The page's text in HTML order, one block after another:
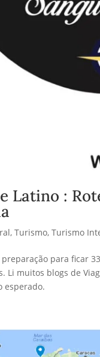
Latino :
,Turismo,Turismo
para ficar
Li muitos blogs de
esperado.